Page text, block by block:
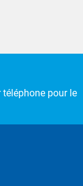
pour le